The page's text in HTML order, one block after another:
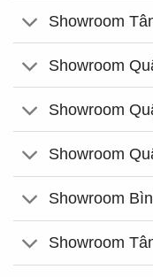
Showroom
Showroom
Showroom
Showroom
Showroom
Showroom